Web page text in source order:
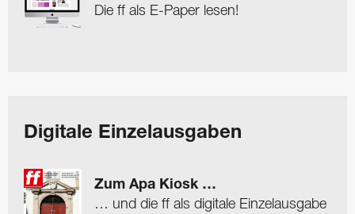
Die ff als E-Paper lesen!
Digitale Einzelausgaben
Zum Apa Kiosk …
… und die ff als digitale Einzelausgabe